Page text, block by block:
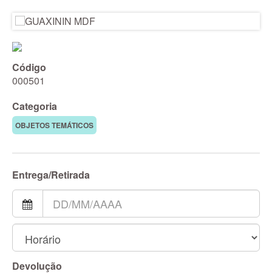
Código
000501
Categoria
OBJETOS TEMÁTICOS
Entrega/Retirada
Devolução